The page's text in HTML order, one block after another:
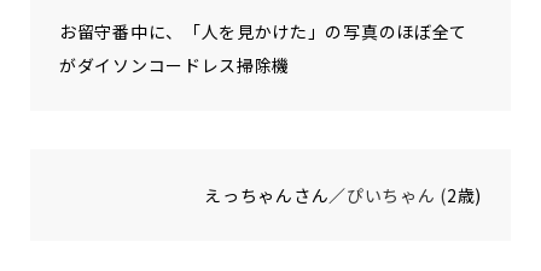
お留守番中に、「人を見かけた」の写真のほぼ全て
がダイソンコードレス掃除機
えっちゃんさん／ぴいちゃん (2歳)